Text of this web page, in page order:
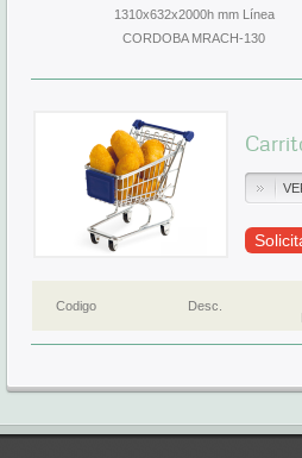
1310x632x2000h mm Línea
CORDOBA MRACH-130
Codigo Desc.